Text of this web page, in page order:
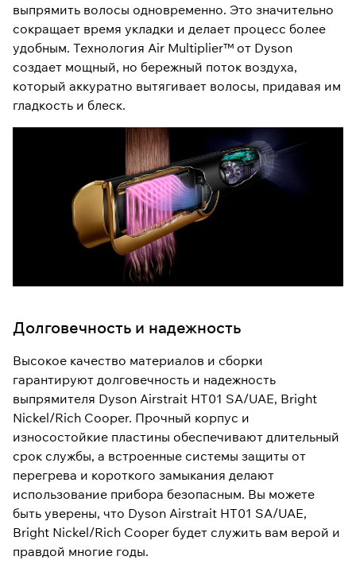
выпрямить волосы одновременно. Это значительно
сокращает время укладки и делает процесс более
удобным. Технология Air Multiplier™ от Dyson
создает мощный, но бережный поток воздуха,
который аккуратно вытягивает волосы, придавая им
гладкость и блеск.
Долговечность и надежность
Высокое качество материалов и сборки
гарантируют долговечность и надежность
выпрямителя Dyson Airstrait HT01 SA/UAE, Bright
Nickel/Rich Cooper. Прочный корпус и
износостойкие пластины обеспечивают длительный
срок службы, а встроенные системы защиты от
перегрева и короткого замыкания делают
использование прибора безопасным. Вы можете
быть уверены, что Dyson Airstrait HT01 SA/UAE,
Bright Nickel/Rich Cooper будет служить вам верой и
правдой многие годы.